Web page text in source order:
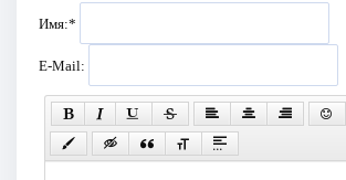
Имя:*
E-Mail: